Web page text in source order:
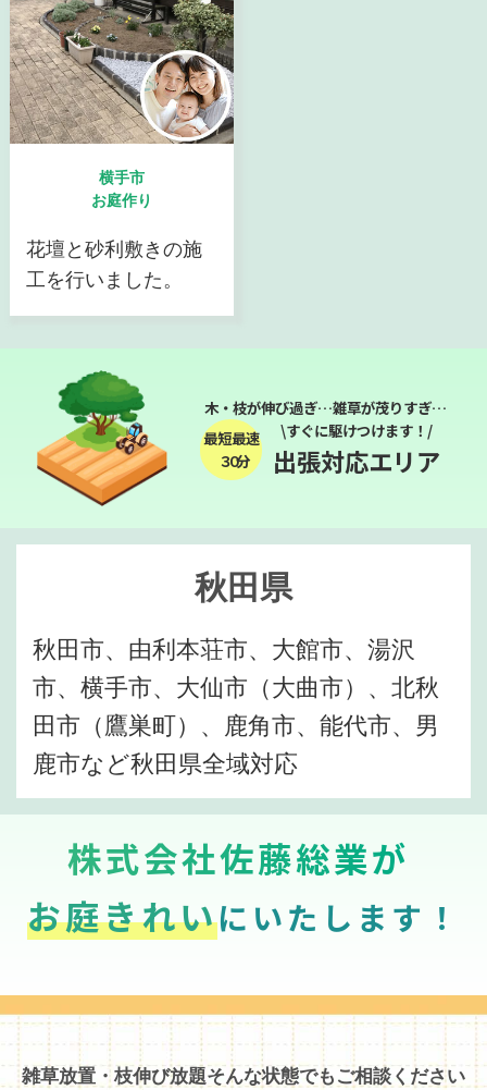
横手市
お庭作り
花壇と砂利敷きの施
工を行いました。
木・枝が伸び過ぎ…雑草が茂りすぎ…
最短最速
３０分
\すぐに駆けつけます！/
出張対応エリア
秋田県
秋田市、由利本荘市、大館市、湯沢
市、横手市、大仙市（大曲市）、北秋
田市（鷹巣町）、鹿角市、能代市、男
鹿市など秋田県全域対応
株式会社佐藤総業が
お庭きれいにいたします！
雑草放置・枝伸び放題そんな状態でもご相談ください